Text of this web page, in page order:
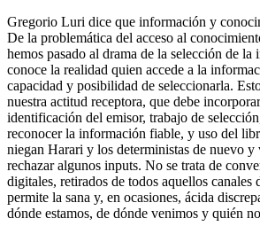
Gregorio Luri dice que información y
De la problemática del acceso al
hemos pasado al drama de la selección de
conoce la realidad quien accede a la
capacidad y posibilidad de seleccionarla.
nuestra actitud receptora, que debe
identificación del emisor, trabajo de
reconocer la información fiable, y uso del
niegan Harari y los deterministas de nuevo y
rechazar algunos inputs. No se trata de
digitales, retirados de todos aquellos canales
permite la sana y, en ocasiones, ácida
dónde estamos, de dónde venimos y quién